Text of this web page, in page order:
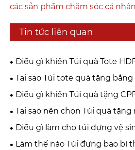
các sản phẩm chăm sóc cá nhân
Tin tức liên quan
Điều gì khiến Túi quà Tote
chọn thông minh cho các giải
đại?
Tại sao Túi tote quà tặng
trọng đối với các giải pháp đóng
Điều gì khiến Túi quà tặng
biệt trở thành yếu tố thay đổi
hiện đại?
Tại sao nên chọn Túi quà
nhựa một chất liệu để đóng gói
Điều gì làm cho túi đựng vệ
thành sự lựa chọn tốt nhất cho
Làm thế nào Túi đựng bao bì